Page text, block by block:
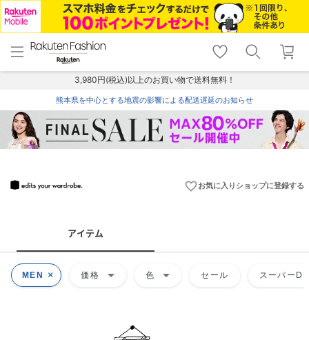
menu home
トップ
shopping_cart lock_outline
ログイン
3,980円(税込)以上のお買い物で送料無料！
熊本県を中心とする地震の影響による配送遅延のお知らせ
favorite_borderお気に入りショップに登録する
アイテム
MEN 価格 arrow_drop_down 色 arrow_drop_down セール スーパー